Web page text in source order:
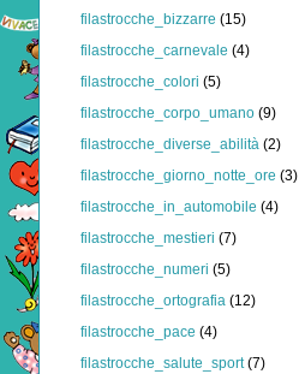
filastrocche_bizzarre (15)
filastrocche_carnevale (4)
filastrocche_colori (5)
filastrocche_corpo_umano (9)
filastrocche_diverse_abilità (2)
filastrocche_giorno_notte_ore (3)
filastrocche_in_automobile (4)
filastrocche_mestieri (7)
filastrocche_numeri (5)
filastrocche_ortografia (12)
filastrocche_pace (4)
filastrocche_salute_sport (7)